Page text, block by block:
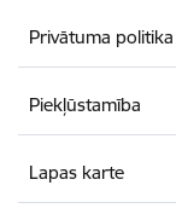
Privātuma politika
Piekļūstamība
Lapas karte